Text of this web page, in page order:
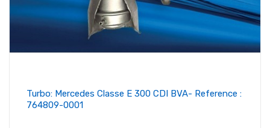
Turbo: Mercedes Classe E 300 CDI BVA- Reference :
764809-0001